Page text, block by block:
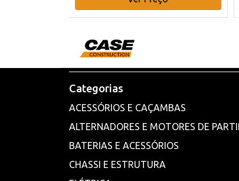
Categorias
ACESSÓRIOS E CAÇAMBAS
ALTERNADORES E MOTORES DE
BATERIAS E ACESSÓRIOS
CHASSI E ESTRUTURA